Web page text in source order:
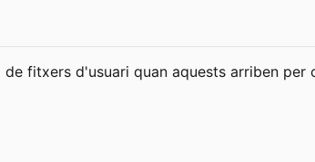
fitxers d'usuari quan aquests arriben per